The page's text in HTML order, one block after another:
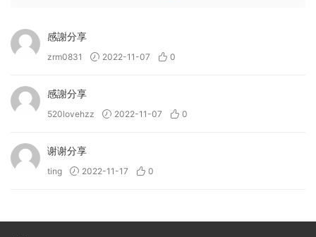
感謝分享
zrm0831 2022-11-07 0
感謝分享
520lovehzz 2022-11-07 0
谢谢分享
ting 2022-11-17 0